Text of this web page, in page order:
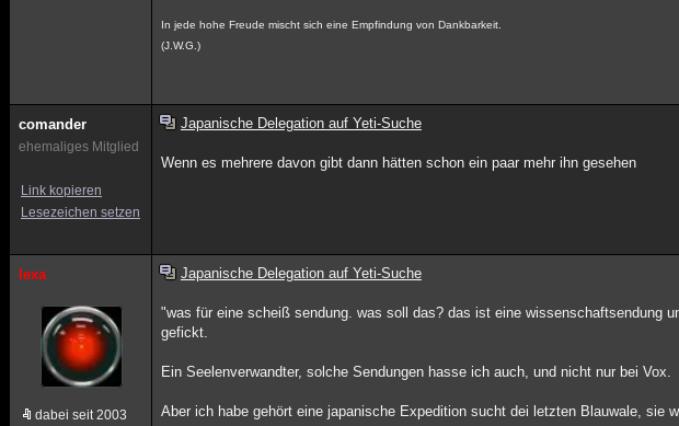
In jede hohe Freude mischt sich eine Empfindung von Dankbarkeit.
(J.W.G.)
comander
ehemaliges Mitglied
Link kopieren
Lesezeichen setzen
Japanische Delegation auf Yeti-Suche
Wenn es mehrere davon gibt dann hätten schon ein paar mehr ihn gesehen
lexa
dabei seit 2003
Japanische Delegation auf Yeti-Suche
"was für eine scheiß sendung. was soll das? das ist eine wissenschaftsendung
gefickt.
Ein Seelenverwandter, solche Sendungen hasse ich auch, und nicht nur bei Vox.
Aber ich habe gehört eine japanische Expedition sucht dei letzten Blauwale, sie